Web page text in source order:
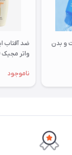
و بدن
ضد آفتاب
واتر مجیک SPF50
ناموجود